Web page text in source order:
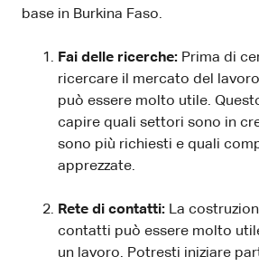
base in Burkina Faso.
Fai delle ricerche: Prima di
ricercare il mercato del
può essere molto utile.
capire quali settori sono in
sono più richiesti e quali
apprezzate.
Rete di contatti: La
contatti può essere molto
un lavoro. Potresti iniziare